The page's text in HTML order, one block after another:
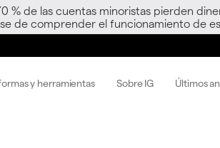
% de las cuentas minoristas pierden
de comprender el funcionamiento de
y herramientas Sobre IG Últimos